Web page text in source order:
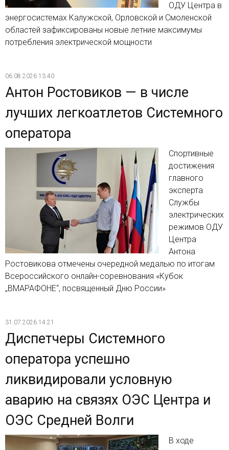
ОДУ Центра в
энергосистемах Калужской, Орловской и Смоленской
областей зафиксированы новые летние максимумы
потребления электрической мощности
06.08.2026 13:40
Антон Ростовиков — в числе
лучших легкоатлетов Системного
оператора
Спортивные
достижения
главного
эксперта
Службы
электрических
режимов ОДУ
Центра
Антона
Ростовикова отмечены очередной медалью по итогам
Всероссийского онлайн-соревнования «Кубок
„ВМАРАФОНЕ“, посвященный Дню России»
31.07.2026 14:21
Диспетчеры Системного
оператора успешно
ликвидировали условную
аварию на связях ОЭС Центра и
ОЭС Средней Волги
В ходе